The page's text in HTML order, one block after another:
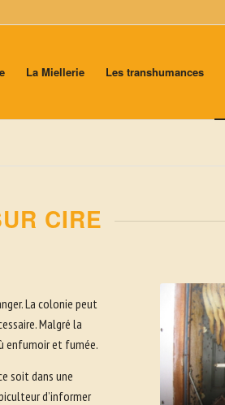
La Miellerie Les transhumances
CIRE
La colonie peut
Malgré la
enfumoir et fumée.
soit dans une
d’informer